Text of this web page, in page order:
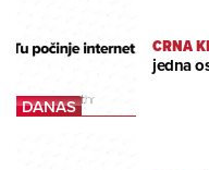
CRNA
jedna